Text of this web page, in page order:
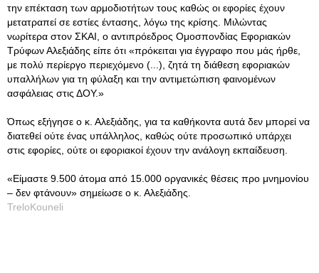
την επέκταση των αρμοδιοτήτων τους καθώς οι εφορίες έχουν
μετατραπεί σε εστίες έντασης, λόγω της κρίσης. Μιλώντας
νωρίτερα στον ΣΚΑΙ, ο αντιπρόεδρος Ομοσπονδίας Εφοριακών
Τρύφων Αλεξιάδης είπε ότι «πρόκειται για έγγραφο που μάς ήρθε,
με πολύ περίεργο περιεχόμενο (...), ζητά τη διάθεση εφοριακών
υπαλλήλων για τη φύλαξη και την αντιμετώπιση φαινομένων
ασφάλειας στις ΔΟΥ.»
Όπως εξήγησε ο κ. Αλεξιάδης, για τα καθήκοντα αυτά δεν μπορεί να
διατεθεί ούτε ένας υπάλληλος, καθώς ούτε προσωπικό υπάρχει
στις εφορίες, ούτε οι εφοριακοί έχουν την ανάλογη εκπαίδευση.
«Είμαστε 9.500 άτομα από 15.000 οργανικές θέσεις προ μνημονίου
– δεν φτάνουν» σημείωσε ο κ. Αλεξιάδης.
TreloKouneli